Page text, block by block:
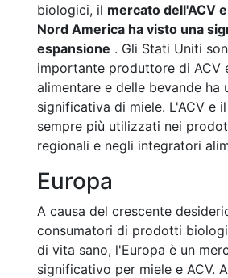
biologici, il mercato dell'ACV
Nord America ha visto una
espansione . Gli Stati Uniti
importante produttore di ACV
alimentare e delle bevande ha
significativa di miele. L'ACV e
sempre più utilizzati nei
regionali e negli integratori
Europa
A causa del crescente
consumatori di prodotti
di vita sano, l'Europa è un
significativo per miele e ACV.